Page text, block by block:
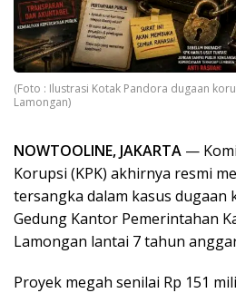
(Foto : Ilustrasi Kotak Pandora dugaan
Lamongan)
NOWTOOLINE, ​JAKARTA —
Korupsi (KPK) akhirnya resmi
tersangka dalam kasus
Gedung Kantor Pemerintahan
Lamongan lantai 7 tahun
Proyek megah senilai Rp 151